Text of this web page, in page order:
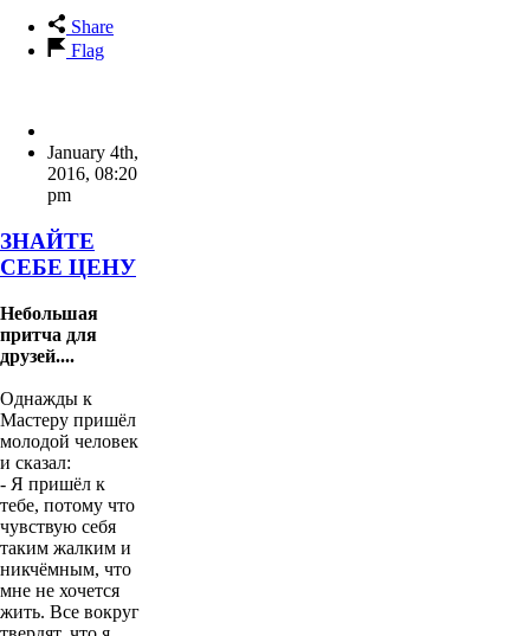
Share
January 4th,
2016
ЗНАЙТЕ
Небольшая
притча для
Однажды к
Мастеру пришёл
молодой человек
и сказал:
- Я пришёл к
тебе, потому что
чувствую себя
таким жалким и
никчёмным, что
мне не хочется